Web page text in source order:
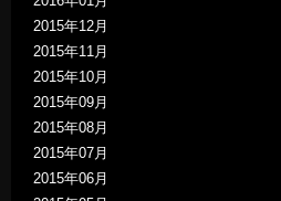
2015年12月
2015年11月
2015年10月
2015年09月
2015年08月
2015年07月
2015年06月